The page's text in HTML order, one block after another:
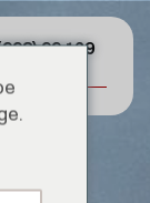
99 129